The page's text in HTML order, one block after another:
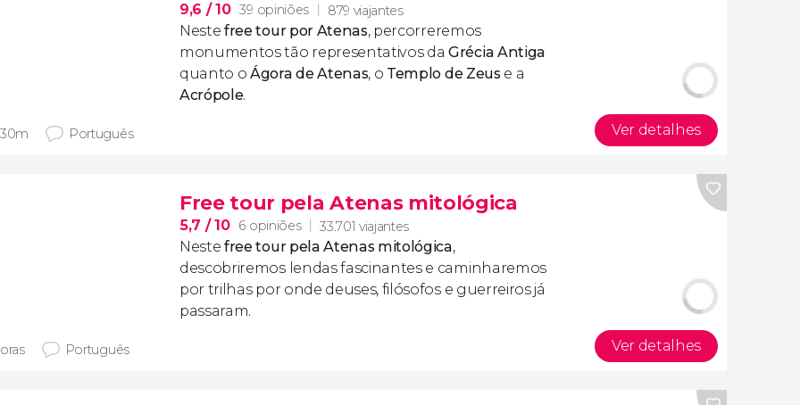
9,6 / 10 39 opiniões 879 viajantes
Nestefree tour por Atenas, percorreremos
monumentos tão representativos daGrécia Antiga
quanto oÁgora de Atenas, o Templo de Zeuse a
Acrópole.
Português Ver detalhes
Free tour pela Atenas mitológica
5,7 / 10 6 opiniões 33.701 viajantes
Neste free tour pela Atenas mitológica,
descobriremos lendas fascinantes e caminharemos
por trilhas por onde deuses, filósofos e guerreiros já
passaram.
Português Ver detalhes